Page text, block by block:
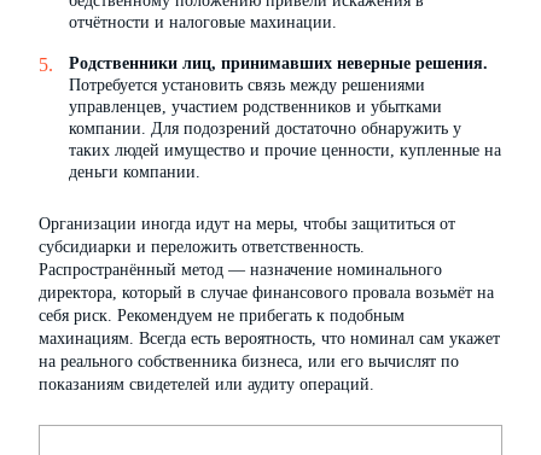
отчётности и налоговые махинации.
Родственники лиц, принимавших неверные решения.
Потребуется установить связь между решениями
управленцев, участием родственников и убытками
компании. Для подозрений достаточно обнаружить у
таких людей имущество и прочие ценности, купленные на
деньги компании.
Организации иногда идут на меры, чтобы защититься от
субсидиарки и переложить ответственность.
Распространённый метод — назначение номинального
директора, который в случае финансового провала возьмёт на
себя риск. Рекомендуем не прибегать к подобным
махинациям. Всегда есть вероятность, что номинал сам укажет
на реального собственника бизнеса, или его вычислят по
показаниям свидетелей или аудиту операций.